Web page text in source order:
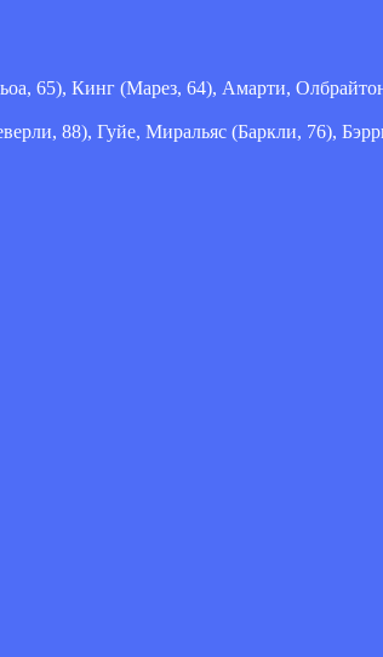
65), Кинг (Марез, 64), Амарти,
88), Гуйе, Миральяс (Баркли, 76),